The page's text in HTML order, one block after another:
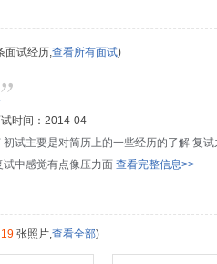
面试经历,查看所有面试)
间：2014-04
试主要是对简历上的一些经历的了解 复
中感觉有点像压力面 查看完整信息>>
19 张照片,查看全部)